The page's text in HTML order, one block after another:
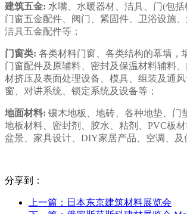
建筑五金: 水嘴、水暖器材、洁具、门(包括
门窗五金配件、阀门、紧固件、卫浴设施、
洁具五金配件等；
门窗类: 各类材料门窗、各类结构的幕墙，
门窗配件及原辅料、密封及保温材料辅料
材挤压及表面处理设备、模具、组装及通
窗、对讲系统、锁定系统及设备等；
地面材料: 镶木地板、地砖、各种地垫、门
地板材料、密封剂、胶水、粘剂、PVC板
盆景、家具设计、DIY家居产品、空调、及
分享到：
上一篇：日本东京建筑材料展览会